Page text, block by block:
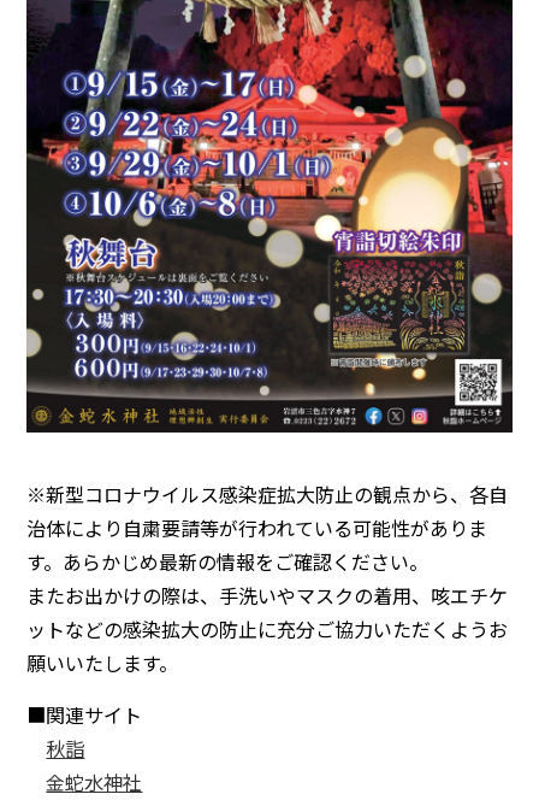
※新型コロナウイルス感染症拡大防止の観点から、各自
治体により自粛要請等が行われている可能性がありま
す。あらかじめ最新の情報をご確認ください。
またお出かけの際は、手洗いやマスクの着用、咳エチケ
ットなどの感染拡大の防止に充分ご協力いただくようお
願いいたします。
■関連サイト
秋詣
金蛇水神社